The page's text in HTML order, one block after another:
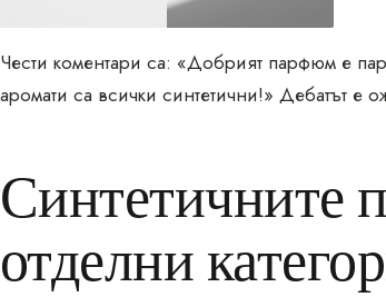
Чести коментари са: «Добрият парфюм е
аромати са всички синтетични!» Дебатът е
Синтетичните
отделни